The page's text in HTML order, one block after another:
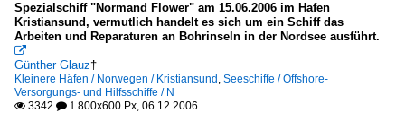
N
T
Unternehmen
Spezialschiff "Normand Flower" am 15.06.2006 im Hafen
Kristiansund, vermutlich handelt es sich um ein Schiff das
Arbeiten und Reparaturen an Bohrinseln in der Nordsee ausführt.

Günther Glauz†
Kleinere Häfen / Norwegen / Kristiansund , Seeschiffe / Offshore-
Versorgungs- und Hilfsschiffe / N
 3342  1 800x600 Px, 06.12.2006